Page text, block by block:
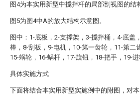
图4为本实用新型中搅拌杆的局部剖视图的结
图5为图4中A的放大结构示意图。
图中：1-底板，2-支撑架，3-搅拌桶，4-底盖
棒，8-刮板，9-电机，10-第一齿轮，11-第二
15-蜗轮，16-蜗杆，17-旋钮，18-把手，19-进
具体实施方式
下面将结合本实用新型实施例中的附图，对